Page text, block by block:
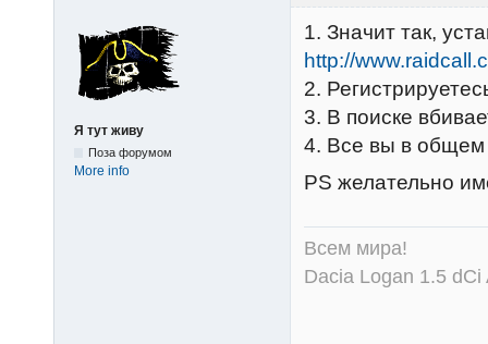
Я тут живу
Поза форумом
More info
1. Значит так,
http://
2.
3. В поиске
4. Все вы в
PS желательно
Всем мира!
Dacia Logan 1.5